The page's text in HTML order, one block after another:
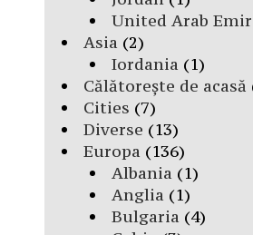
United Arab
Asia (2)
Iordania (1)
Călătorește de acasă
Cities (7)
Diverse (13)
Europa (136)
Albania (1)
Anglia (1)
Bulgaria (4)